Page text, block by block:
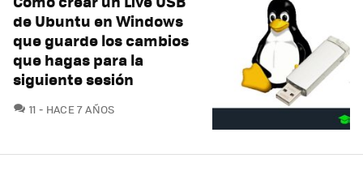
de Ubuntu en Windows
que guarde los cambios
que hagas para la
siguiente sesión
11 COMENTARIOS
HACE 7 AÑOS